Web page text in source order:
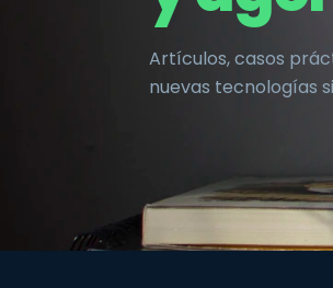
Artículos, casos
nuevas tecnologías